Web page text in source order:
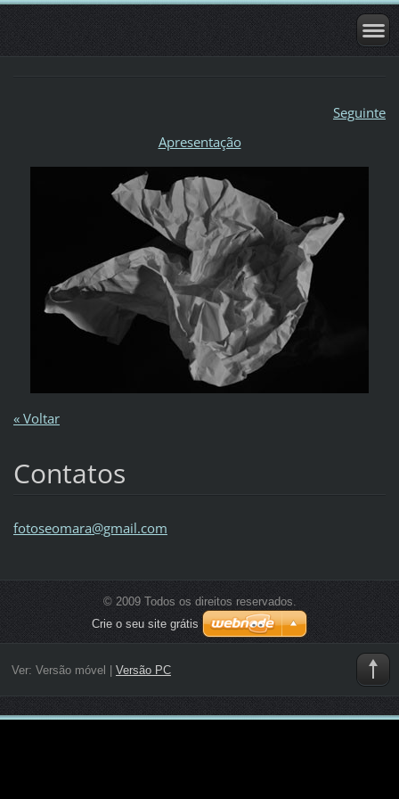
Seguinte
Apresentação
« Voltar
Contatos
fotoseomara@gmail.com
© 2009 Todos os direitos reservados.
Crie o seu site grátis
Ver: Versão móvel Versão PC